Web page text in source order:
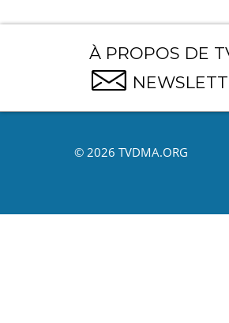
À PROPOS DE
© 2026 TVDMA.ORG